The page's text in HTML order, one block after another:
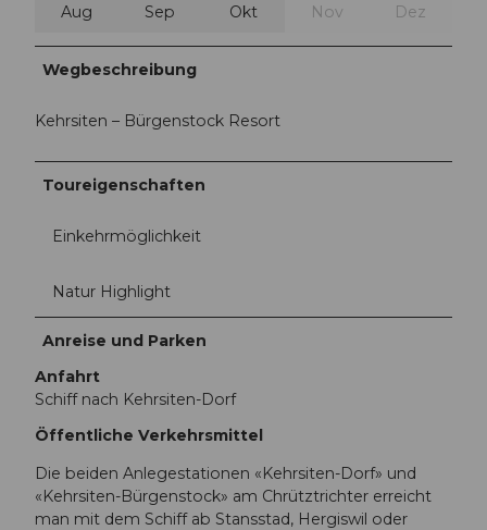
Aug Sep Okt Nov Dez
Wegbeschreibung
Kehrsiten – Bürgenstock Resort
Toureigenschaften
Einkehrmöglichkeit
Natur Highlight
Anreise und Parken
Anfahrt
Schiff nach Kehrsiten-Dorf
Öffentliche Verkehrsmittel
Die beiden Anlegestationen «Kehrsiten-Dorf» und
«Kehrsiten-Bürgenstock» am Chrütztrichter erreicht
man mit dem Schiff ab Stansstad, Hergiswil oder